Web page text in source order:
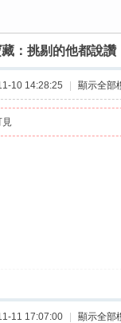
：挑剔的他都說
10 14:28:25 顯示全部
見
11 17:07:00 顯示全部